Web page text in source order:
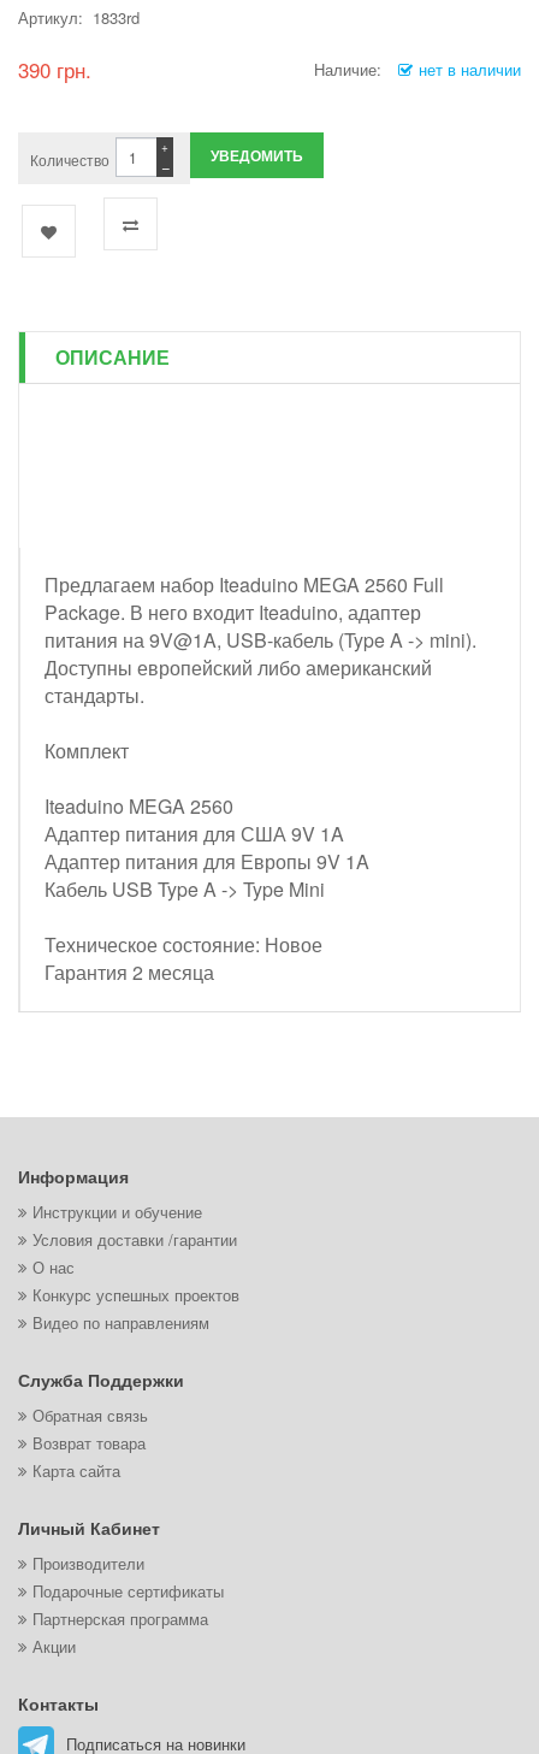
Артикул: 1833rd
390 грн. Наличие: нет в наличии
Количество −
+ УВЕДОМИТЬ
ОПИСАНИЕ
Предлагаем набор Iteaduino MEGA 2560 Full
Package. В него входит Iteaduino, адаптер
питания на 9V@1A, USB-кабель (Type A -> mini).
Доступны европейский либо американский
стандарты.
Комплект
Iteaduino MEGA 2560
Адаптер питания для США 9V 1A
Адаптер питания для Европы 9V 1A
Кабель USB Type A -> Type Mini
Техническое состояние: Новое
Гарантия 2 месяца
Информация
Инструкции и обучение
Условия доставки /гарантии
О нас
Конкурс успешных проектов
Видео по направлениям
Служба Поддержки
Обратная связь
Возврат товара
Карта сайта
Личный Кабинет
Производители
Подарочные сертификаты
Партнерская программа
Акции
Контакты
Подписаться на новинки